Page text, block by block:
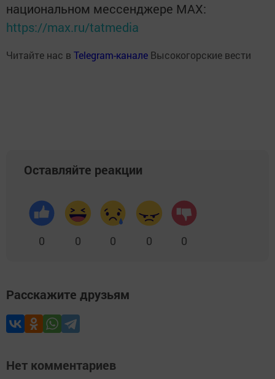
национальном мессенджере MАХ:
https://max.ru/tatmedia
Читайте нас в Telegram-канале Высокогорские вести
Оставляйте реакции
0 0 0 0 0
Расскажите друзьям
Нет комментариев